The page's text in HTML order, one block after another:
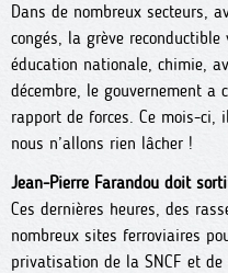
Dans de nombreux secteurs,
congés, la grève
éducation nationale, chimie,
décembre, le gouvernement a
rapport de forces. Ce mois-
nous n’allons rien lâcher !
Jean-Pierre Farandou doit
Ces dernières heures, des
nombreux sites ferroviaires
privatisation de la SNCF et de